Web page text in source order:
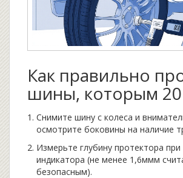
Как правильно
шины, которым 20
Снимите шину с колеса и
осмотрите боковины на наличие
Измерьте глубину протектора
индикатора (не менее 1,6ммм
безопасным).